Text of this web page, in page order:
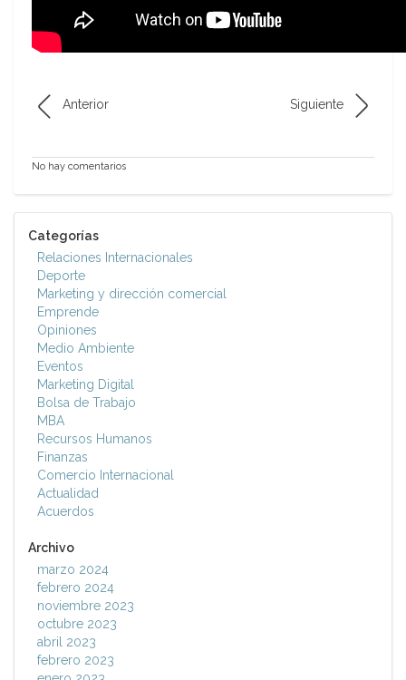
Anterior Siguiente
No hay comentarios
Categorías
Relaciones Internacionales
Deporte
Marketing y dirección comercial
Emprende
Opiniones
Medio Ambiente
Eventos
Marketing Digital
Bolsa de Trabajo
MBA
Recursos Humanos
Finanzas
Comercio Internacional
Actualidad
Acuerdos
Archivo
marzo 2024
febrero 2024
noviembre 2023
octubre 2023
abril 2023
febrero 2023